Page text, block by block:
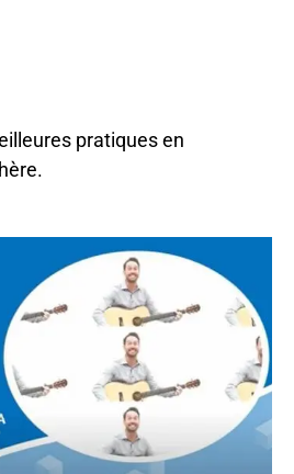
pratiques en